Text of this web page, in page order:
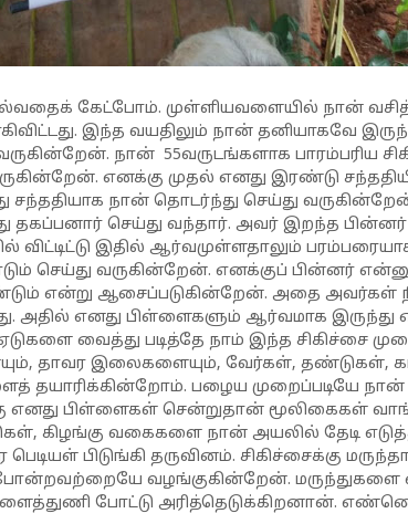
கேட்போம். முள்ளியவளையில் நான்
இந்த வயதிலும் நான் தனியாகவே
நான் 55வருடங்களாக பாரம்பரிய
எனக்கு முதல் எனது இரண்டு
சந்ததியாக நான் தொடர்ந்து செய்து
தகப்பனார் செய்து வந்தார். அவர் இறந்த
விட்டிட்டு இதில் ஆர்வமுள்ளதாலும்
செய்து வருகின்றேன். எனக்குப் பின்னர்
என்று ஆசைப்படுகின்றேன். அதை அவர்கள்
அதில் எனது பிள்ளைகளும் ஆர்வமாக
வைத்து படித்தே நாம் இந்த சிகிச்சை
தாவர இலைகளையும், வேர்கள், தண்டுகள்,
தயாரிக்கின்றோம். பழைய முறைப்படியே நான்
எனது பிள்ளைகள் சென்றுதான் மூலிகைகள்
கிழங்கு வகைகளை நான் அயலில் தேடி
பிடுங்கி தருவினம். சிகிச்சைக்கு
வழங்குகின்றேன்.
போட்டு அரித்தெடுக்கிறனான்.